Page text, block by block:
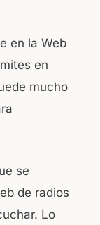
en la Web
en
mucho
se
de radios
Lo